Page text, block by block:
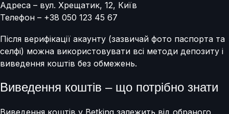
Адреса – вул. Хрещатик, 12, Київ
Телефон – +38 050 123 45 67
Після верифікації акаунту (зазвичай фото паспорта та
селфі) можна використовувати всі методи депозиту і
виведення коштів без обмежень.
Виведення коштів – що потрібно знати
Виведення коштів у Betking залежить від обраного